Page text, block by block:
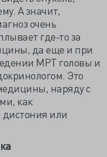
А значит,
очень
где-то за
да еще и при
МРТ головы и
Это
наряду с
как
дистония или